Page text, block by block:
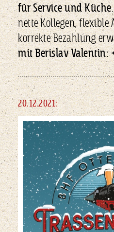
für Service und Küche
nette Kollegen, flexible
korrekte Bezahlung
mit Berislav Valentin:
20.12.2021: